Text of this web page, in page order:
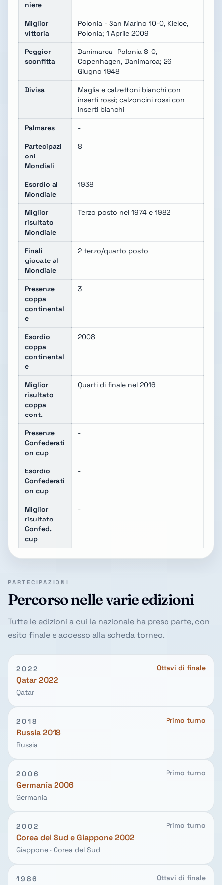
niere
Miglior
vittoria
Polonia - San Marino 10-0, Kielce,
Polonia; 1 Aprile 2009
Peggior
sconfitta
Danimarca -Polonia 8-0,
Copenhagen, Danimarca; 26
Giugno 1948
Divisa
Maglia e calzettoni bianchi con
inserti rossi; calzoncini rossi con
inserti bianchi
Palmares -
Partecipazi
oni
Mondiali
8
Esordio al
Mondiale
1938
Miglior
risultato
Mondiale
Terzo posto nel 1974 e 1982
Finali
giocate al
Mondiale
2 terzo/quarto posto
Presenze
coppa
continental
e
3
Esordio
coppa
continental
e
2008
Miglior
risultato
coppa
cont.
Quarti di finale nel 2016
Presenze
Confederati
on cup
-
Esordio
Confederati
on cup
-
Miglior
risultato
Confed.
cup
-
PARTECIPAZIONI
Percorso nelle varie edizioni
Tutte le edizioni a cui la nazionale ha preso parte, con
esito finale e accesso alla scheda torneo.
2022
Qatar 2022
Qatar
Ottavi di finale
2018
Russia 2018
Russia
Primo turno
2006
Germania 2006
Germania
Primo turno
2002
Corea del Sud e Giappone 2002
Giappone · Corea del Sud
Primo turno
1986 Ottavi di finale